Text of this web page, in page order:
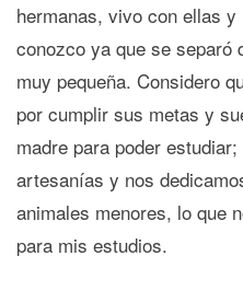
hermanas, vivo con ellas
conozco ya que se separó
muy pequeña. Considero
por cumplir sus metas y
madre para poder
artesanías y nos
animales menores, lo que
para mis estudios.